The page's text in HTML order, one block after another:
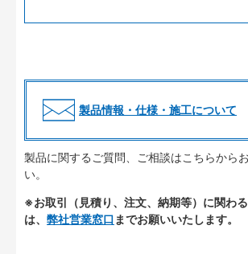
製品情報・仕様・施工について
製品に関するご質問、ご相談はこちらから
い。
※お取引（見積り、注文、納期等）に関わ
は、 弊社営業窓口 までお願いいたします。